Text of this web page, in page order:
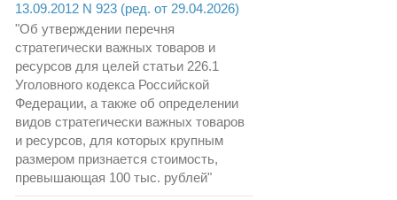
13.09.2012 N 923 (ред. от 29.04.2026)
"Об утверждении перечня
стратегически важных товаров и
ресурсов для целей статьи 226.1
Уголовного кодекса Российской
Федерации, а также об определении
видов стратегически важных товаров
и ресурсов, для которых крупным
размером признается стоимость,
превышающая 100 тыс. рублей"